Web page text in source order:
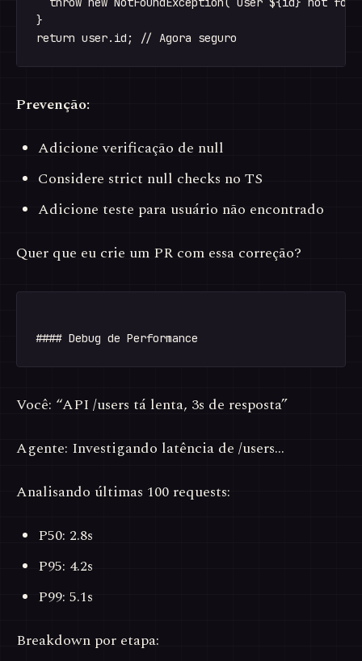
}
Prevenção:
Adicione verificação de null
Considere strict null checks no TS
Adicione teste para usuário não encontrado
Quer que eu crie um PR com essa correção?
Você: “API /users tá lenta, 3s de resposta”
Agente: Investigando latência de /users…
Analisando últimas 100 requests:
P50: 2.8s
P95: 4.2s
P99: 5.1s
Breakdown por etapa: